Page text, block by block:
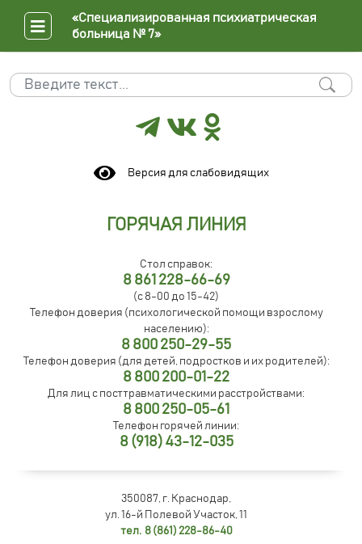
Поиск
Версия для слабовидящих
ГОРЯЧАЯ ЛИНИЯ
Стол справок:
8 861 228-66-69
(с 8-00 до 15-42)
Телефон доверия (психологической помощи взрослому
населению):
8 800 250-29-55
Телефон доверия (для детей, подростков и их родителей):
8 800 200-01-22
Для лиц с посттравматическими расстройствами:
8 800 250-05-61
Телефон горячей линии:
8 (918) 43-12-035
350087, г. Краснодар,
ул. 16-й Полевой Участок, 11
тел. 8 (861) 228-86-40
«Специализированная психиатрическая
больница № 7»